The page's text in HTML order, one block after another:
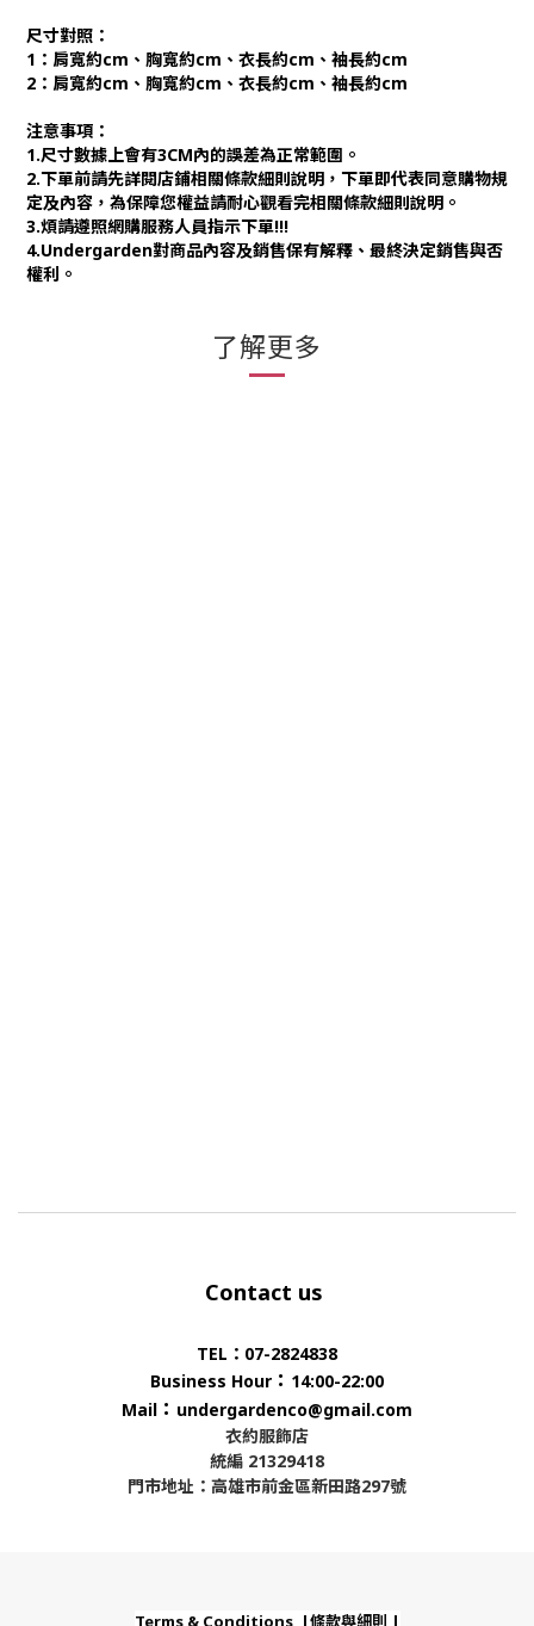
尺寸對照：
1：肩寬約cm、胸寬約cm、衣長約cm、袖長約cm
2：肩寬約cm、胸寬約cm、衣長約cm、袖長約cm
注意事項：
1.尺寸數據上會有3CM內的誤差為正常範圍。
2.下單前請先詳閱店鋪相關條款細則說明，下單即代表同意購物規
定及內容，為保障您權益請耐心觀看完相關條款細則說明。
3.煩請遵照網購服務人員指示下單!!!
4.Undergarden對商品內容及銷售保有解釋、最終決定銷售與否
權利。
了解更多
Contact us
TEL：07-2824838
Business Hour ： 14:00-22:00
Mail ： undergardenco@gmail.com
衣約服飾店
統編 21329418
門市地址：高雄市前金區新田路297號
Terms & Conditions |條款與細則 |